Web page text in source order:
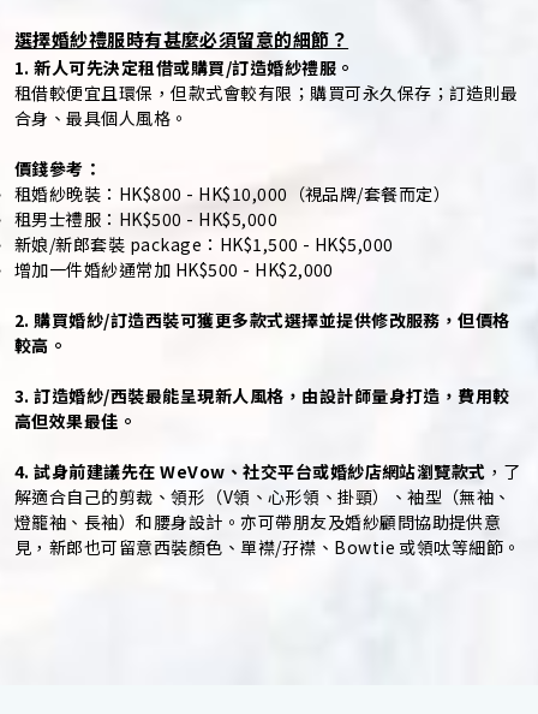
選擇婚紗禮服時有甚麼必須留意的細節？
1. 新人可先決定租借或購買/訂造婚紗禮服。
租借較便宜且環保，但款式會較有限；購買可永久保存；訂造則最
合身、最具個人風格。
價錢參考：
租婚紗晚裝：HK$800 - HK$10,000（視品牌/套餐而定）
租男士禮服：HK$500 - HK$5,000
新娘/新郎套裝 package：HK$1,500 - HK$5,000
增加一件婚紗通常加 HK$500 - HK$2,000
2. 購買婚紗/訂造西裝可獲更多款式選擇並提供修改服務，但價格
較高。
3. 訂造婚紗/西裝最能呈現新人風格，由設計師量身打造，費用較
高但效果最佳。
4. 試身前建議先在 WeVow、社交平台或婚紗店網站瀏覽款式 ，了
解適合自己的剪裁、領形（V領、心形領、掛頸）、袖型（無袖、
燈籠袖、長袖）和腰身設計。亦可帶朋友及婚紗顧問協助提供意
見，新郎也可留意西裝顏色、單襟/孖襟、Bowtie 或領呔等細節。